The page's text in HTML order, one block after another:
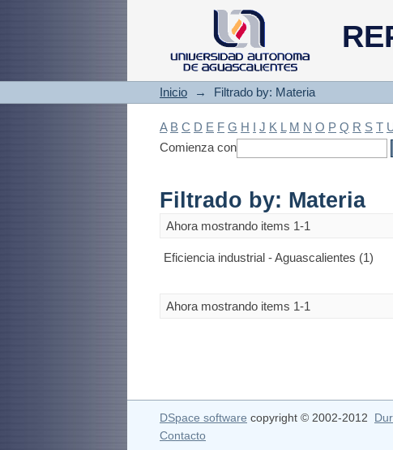
Filtrado by: Materia
Inicio → Filtrado by: Materia
A B C D E F G H I J K L M N O P Q R S T
Comienza con
Filtrado by: Materia
Ahora mostrando items 1-1
Eficiencia industrial - Aguascalientes (1)
Ahora mostrando items 1-1
DSpace software copyright © 2002-2012
Contacto